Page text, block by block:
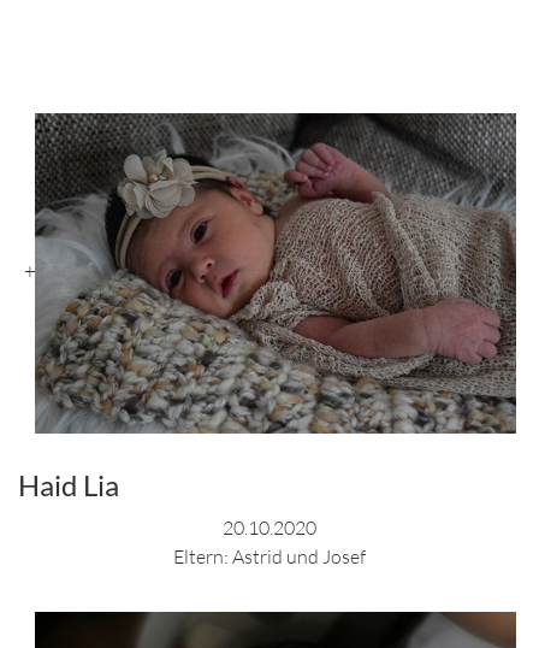
+
Haid Lia
20.10.2020
Eltern: Astrid und Josef